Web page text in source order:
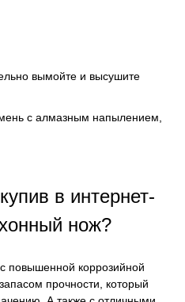
вымойте и высушите
с алмазным напылением,
в интернет-
нож?
повышенной коррозийной
прочности, который